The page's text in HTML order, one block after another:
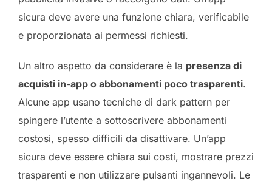
sicura deve avere una funzione chiara, verificabile
e proporzionata ai permessi richiesti.
Un altro aspetto da considerare è la presenza di
acquisti in-app o abbonamenti poco trasparenti.
Alcune app usano tecniche di dark pattern per
spingere l’utente a sottoscrivere abbonamenti
costosi, spesso difficili da disattivare. Un’app
sicura deve essere chiara sui costi, mostrare prezzi
trasparenti e non utilizzare pulsanti ingannevoli. Le